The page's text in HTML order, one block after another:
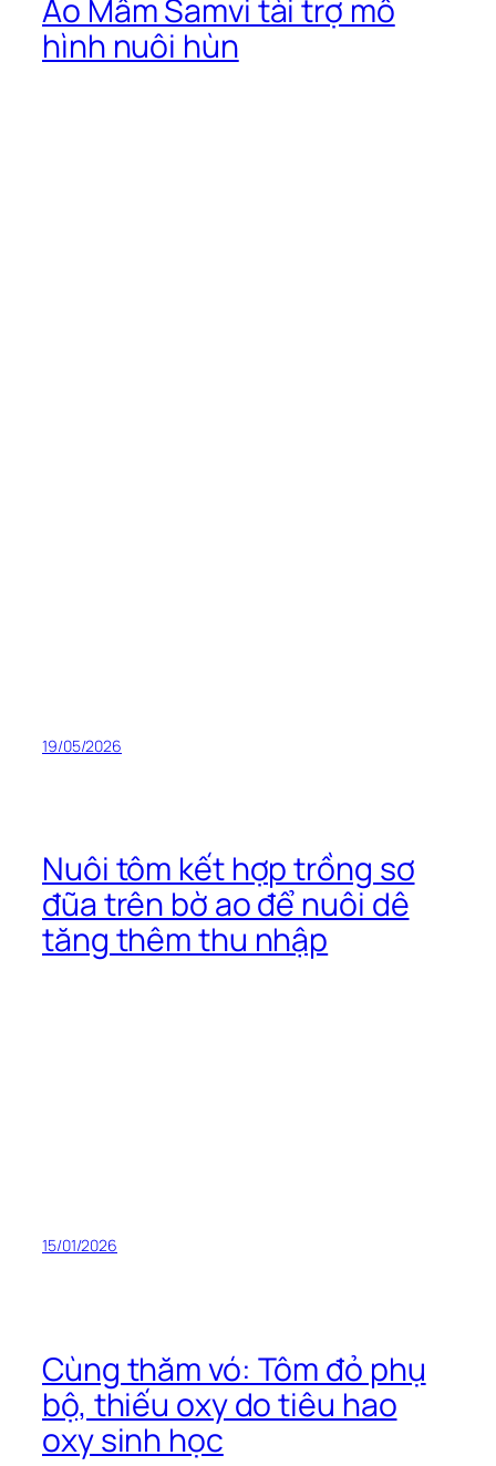
Ao Mầm Samvi tài trợ mô
hình nuôi hùn
19/05/2026
Nuôi tôm kết hợp trồng sơ
đũa trên bờ ao để nuôi dê
tăng thêm thu nhập
15/01/2026
Cùng thăm vó: Tôm đỏ phụ
bộ, thiếu oxy do tiêu hao
oxy sinh học